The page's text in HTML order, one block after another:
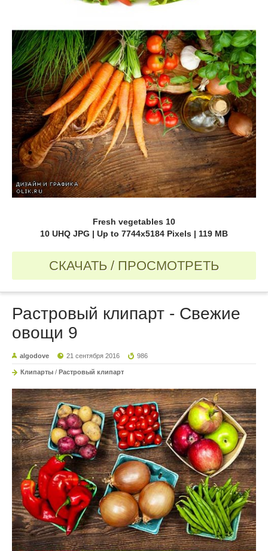
Fresh vegetables 10
10 UHQ JPG | Up to 7744x5184 Pixels | 119 MB
СКАЧАТЬ / ПРОСМОТРЕТЬ
Растровый клипарт - Свежие
овощи 9
algodove 21 сентября 2016 986
Клипарты / Растровый клипарт